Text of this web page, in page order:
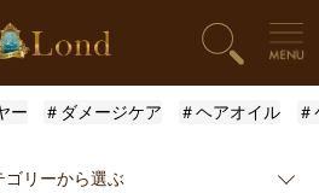
ー ＃ダメージケア ＃ヘアオイル
ゴリーから選ぶ